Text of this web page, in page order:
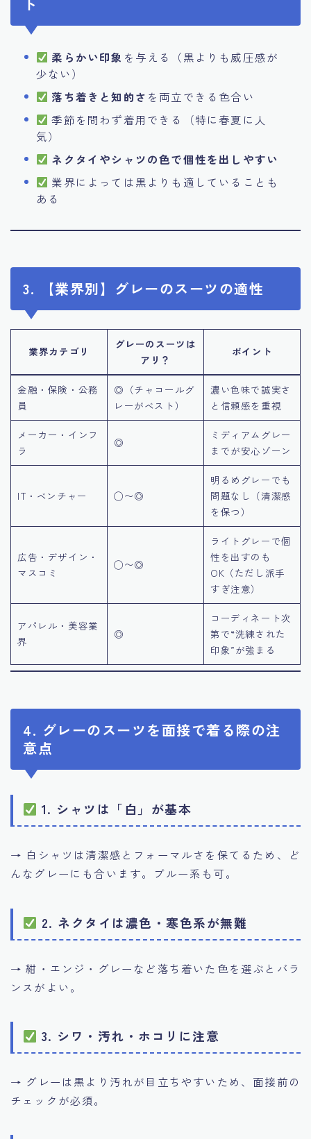
柔らかい印象 を与える（黒よりも威圧感が
少ない）
落ち着きと知的さ を両立できる色合い
季節を問わず着用できる（特に春夏に人
気）
ネクタイやシャツの色で個性を出しやすい
業界によっては黒よりも適していることも
ある
3. 【業界別】グレーのスーツの適性
業界カテゴリ
グレーのスーツは
アリ？
ポイント
金融・保険・公務
員
◎（チャコールグ
レーがベスト）
濃い色味で誠実さ
と信頼感を重視
メーカー・インフ
ラ
◎
ミディアムグレー
までが安心ゾーン
IT・ベンチャー ◯〜◎
明るめグレーでも
問題なし（清潔感
を保つ）
広告・デザイン・
マスコミ
◯〜◎
ライトグレーで個
性を出すのも
OK（ただし派手
すぎ注意）
アパレル・美容業
界
◎
コーディネート次
第で“洗練された
印象”が強まる
4. グレーのスーツを面接で着る際の注
意点
1. シャツは「白」が基本
→ 白シャツは清潔感とフォーマルさを保てるため、ど
んなグレーにも合います。ブルー系も可。
2. ネクタイは濃色・寒色系が無難
→ 紺・エンジ・グレーなど落ち着いた色を選ぶとバラ
ンスがよい。
3. シワ・汚れ・ホコリに注意
→ グレーは黒より汚れが目立ちやすいため、面接前の
チェックが必須。